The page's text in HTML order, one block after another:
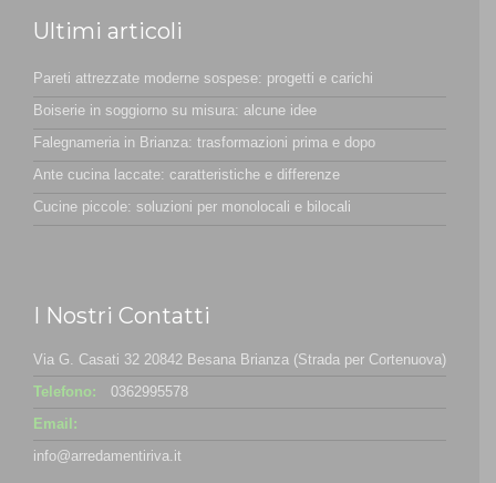
Ultimi articoli
Pareti attrezzate moderne sospese: progetti e carichi
Boiserie in soggiorno su misura: alcune idee
Falegnameria in Brianza: trasformazioni prima e dopo
Ante cucina laccate: caratteristiche e differenze
Cucine piccole: soluzioni per monolocali e bilocali
I Nostri Contatti
Via G. Casati 32 20842 Besana Brianza (Strada per Cortenuova)
Telefono:
0362995578
Email:
info@arredamentiriva.it